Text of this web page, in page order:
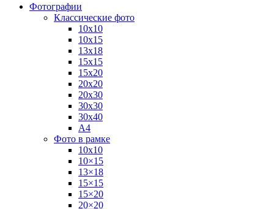
Фотографии
Классические фото
10х10
10х15
13х18
15х15
15х20
20х20
20х30
30х30
30х40
А4
Фото в рамке
10х10
10×15
13×18
15×15
15×20
20×20